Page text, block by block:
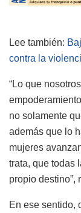
Lee también:
contra la
“Lo que
no solamente
además que lo
mujeres
trata, que todas
propio destino”,
En ese sentido,